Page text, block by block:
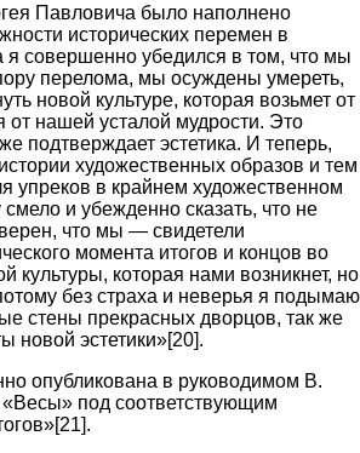
Павловича было наполнено
исторических перемен в
я совершенно убедился в том, что мы
перелома, мы осуждены умереть,
новой культуре, которая возьмет от
от нашей усталой мудрости. Это
подтверждает эстетика. И теперь,
художественных образов и тем
упреков в крайнем художественном
и убежденно сказать, что не
что мы — свидетели
момента итогов и концов во
культуры, которая нами возникнет, но
без страха и неверья я подымаю
стены прекрасных дворцов, так же
новой эстетики»[20].
опубликована в руководимом В.
под соответствующим